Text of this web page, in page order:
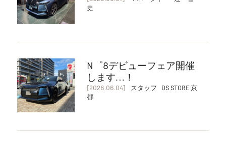
史
N゜8デビューフェア開催
します…！
[2026.06.04]
スタッフ DS STORE 京
都